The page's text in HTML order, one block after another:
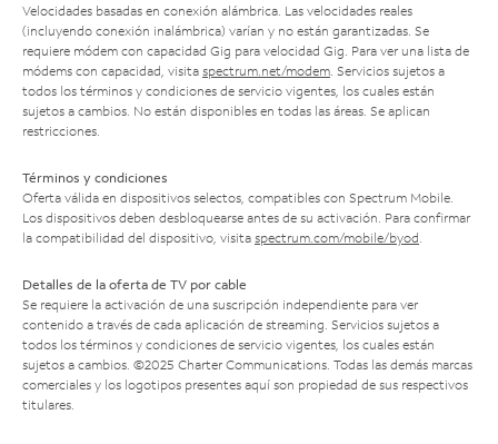
Velocidades basadas en conexión alámbrica. Las velocidades reales
(incluyendo conexión inalámbrica) varían y no están garantizadas. Se
requiere módem con capacidad Gig para velocidad Gig. Para ver una lista de
módems con capacidad, visita spectrum.net/modem . Servicios sujetos a
todos los términos y condiciones de servicio vigentes, los cuales están
sujetos a cambios. No están disponibles en todas las áreas. Se aplican
restricciones.
Términos y condiciones
Oferta válida en dispositivos selectos, compatibles con Spectrum Mobile.
Los dispositivos deben desbloquearse antes de su activación. Para confirmar
la compatibilidad del dispositivo, visita spectrum.com/mobile/byod
Detalles de la oferta de TV por cable
Se requiere la activación de una suscripción independiente para ver
contenido a través de cada aplicación de streaming. Servicios sujetos a
todos los términos y condiciones de servicio vigentes, los cuales están
sujetos a cambios. ©2025 Charter Communications. Todas las demás marcas
comerciales y los logotipos presentes aquí son propiedad de sus respectivos
titulares.